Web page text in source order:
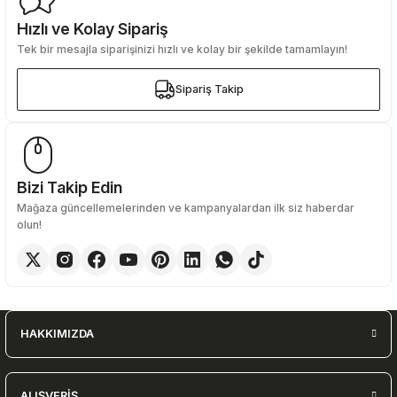
Gönder
Hızlı ve Kolay Sipariş
Tek bir mesajla siparişinizi hızlı ve kolay bir şekilde tamamlayın!
Sipariş Takip
Sipariş Takip
Bizi Takip Edin
Mağaza güncellemelerinden ve kampanyalardan ilk siz haberdar
olun!
HAKKIMIZDA